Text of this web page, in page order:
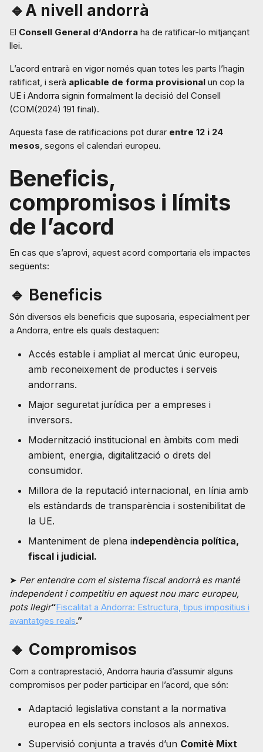
🔹A nivell andorrà
El Consell General d’Andorra ha de ratificar-lo mitjançant
llei.
L’acord entrarà en vigor només quan totes les parts l’hagin
ratificat, i serà aplicable de forma provisional un cop la
UE i Andorra signin formalment la decisió del Consell
(COM(2024) 191 final).
Aquesta fase de ratificacions pot durar entre 12 i 24
mesos, segons el calendari europeu.
Beneficis,
compromisos i límits
de l’acord
En cas que s’aprovi, aquest acord comportaria els impactes
següents:
🔹 Beneficis
Són diversos els beneficis que suposaria, especialment per
a Andorra, entre els quals destaquen:
Accés estable i ampliat al mercat únic europeu,
amb reconeixement de productes i serveis
andorrans.
Major seguretat jurídica per a empreses i
inversors.
Modernització institucional en àmbits com medi
ambient, energia, digitalització o drets del
consumidor.
Millora de la reputació internacional, en línia amb
els estàndards de transparència i sostenibilitat de
la UE.
Manteniment de plena independència política,
fiscal i judicial.
➤ Per entendre com el sistema fiscal andorrà es manté
independent i competitiu en aquest nou marc europeu,
pots llegir“Fiscalitat a Andorra: Estructura, tipus impositius i
avantatges reals.”
🔸 Compromisos
Com a contraprestació, Andorra hauria d’assumir alguns
compromisos per poder participar en l’acord, que són:
Adaptació legislativa constant a la normativa
europea en els sectors inclosos als annexos.
Supervisió conjunta a través d’un Comitè Mixt